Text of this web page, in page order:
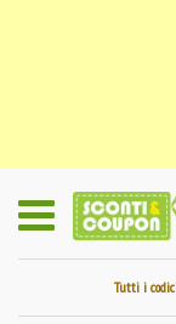
Tutti i